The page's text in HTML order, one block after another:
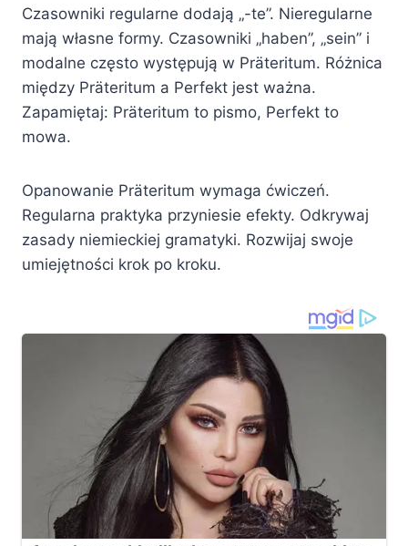
Czasowniki regularne dodają „-te”. Nieregularne
mają własne formy. Czasowniki „haben”, „sein” i
modalne często występują w Präteritum. Różnica
między Präteritum a Perfekt jest ważna.
Zapamiętaj: Präteritum to pismo, Perfekt to
mowa.
Opanowanie Präteritum wymaga ćwiczeń.
Regularna praktyka przyniesie efekty. Odkrywaj
zasady niemieckiej gramatyki. Rozwijaj swoje
umiejętności krok po kroku.